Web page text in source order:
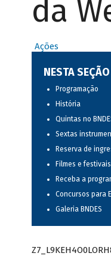
da
Ações
NESTA SEÇÃO
Programação
História
Quintas no
Sextas
Reserva de
Filmes e
Receba a
Concursos para
Galeria BNDES